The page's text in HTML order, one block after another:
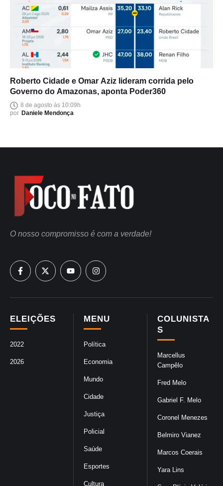
Roberto Cidade e Omar Aziz lideram corrida pelo
Governo do Amazonas, aponta Poder360
8 de agosto às 10:09h
por Daniele Mendonça
COLUNISTA
S
Marcellus
Campêlo
Fred Melo
Gabriel F. Melo
Coronel Menezes
Belmiro Vianez
Marcos Coerais
Yara Lins
MENU
Política
Economia
Mundo
Cidade
Justiça
Policial
Saúde
Esportes
Cultura
ELEIÇÕES
2022
2026
O nosso compromisso é com a verdade!